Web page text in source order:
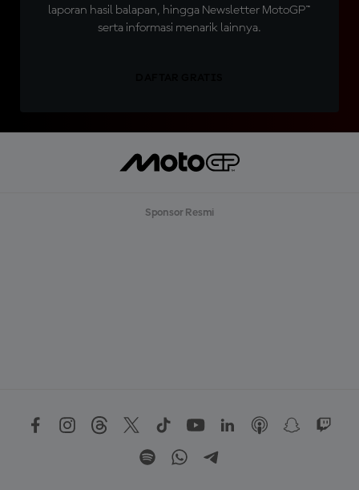
laporan hasil balapan, hingga Newsletter MotoGP™
serta informasi menarik lainnya.
Sponsor Resmi